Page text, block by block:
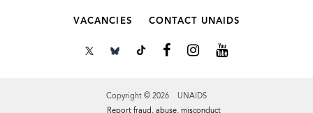
VACANCIES CONTACT UNAIDS
Copyright © 2026 UNAIDS
Report fraud, abuse, misconduct